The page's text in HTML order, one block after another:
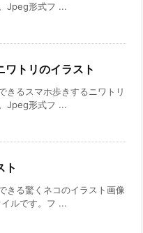
Jpeg形式フ ...
ワトリのイラスト
きるスマホ歩きするニワトリ
Jpeg形式フ ...
ト
きる驚くネコのイラスト画像
ルです。フ ...